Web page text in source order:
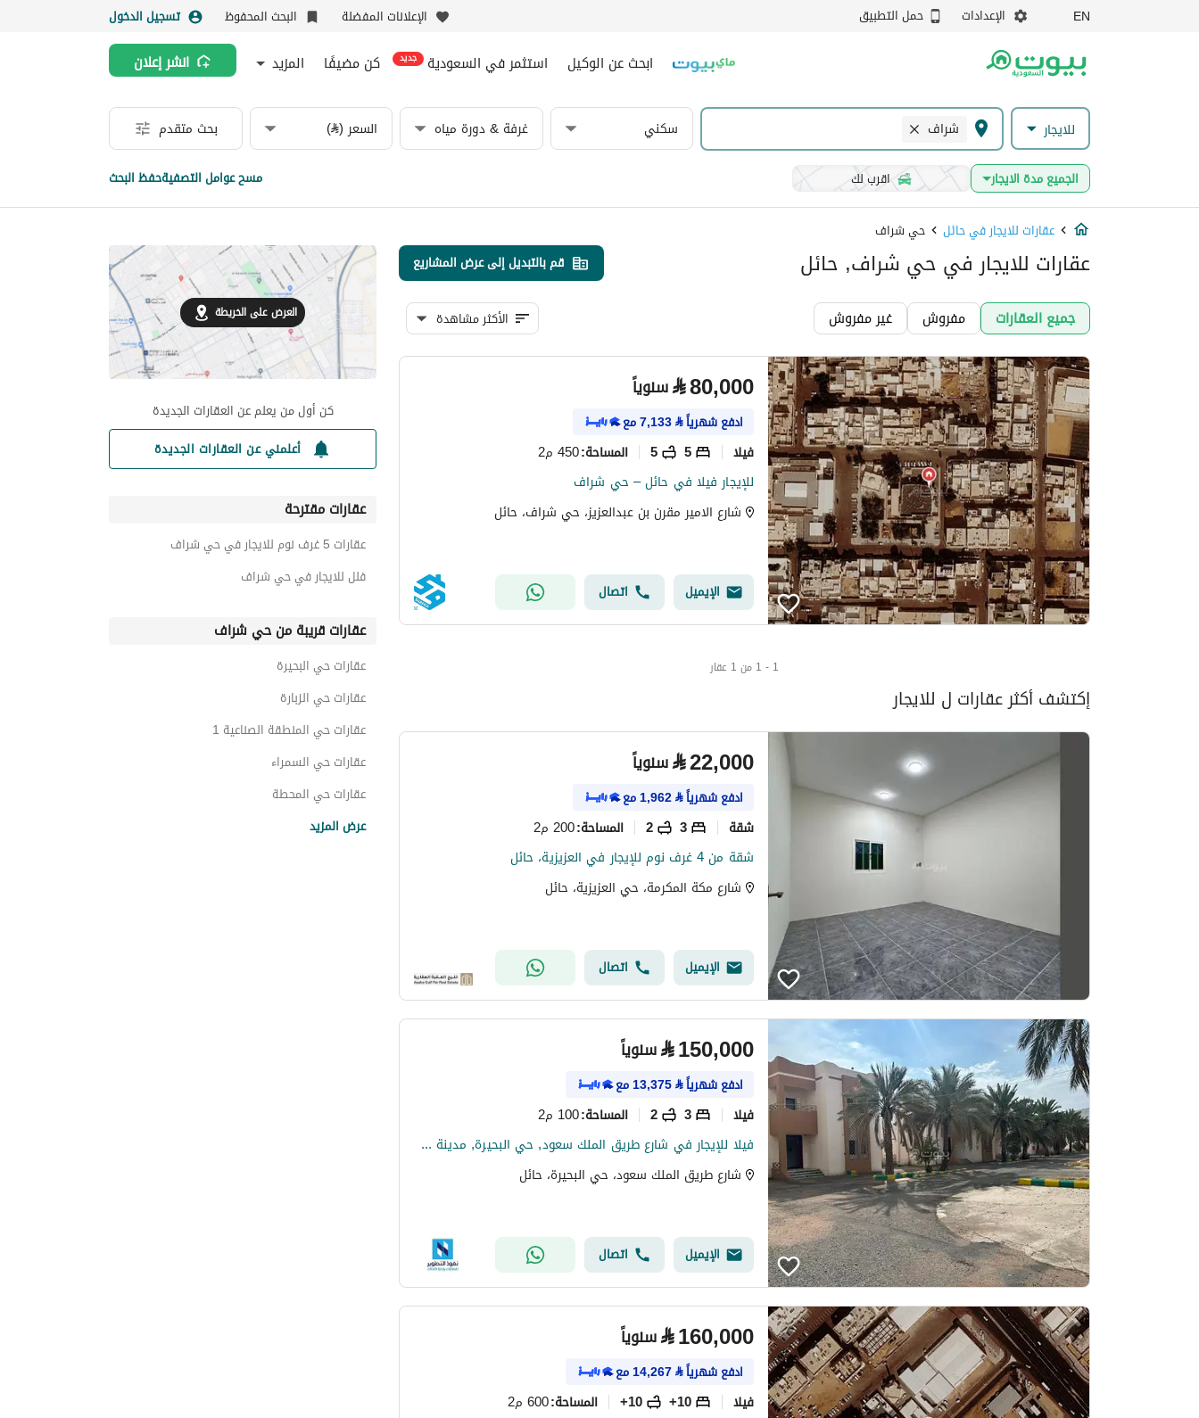
EN الإعدادات حمل التطبيق الإعلانات المفضلة البحث المحفوظ تسجيل الدخول
ابحث عن الوكيل استثمر في السعودية جديد كن مضيفًا المزيد انشر إعلان
للايجار شراف سكني غرفة & دورة مياه السعر (⃁) بحث متقدم
الجميع مدة الايجار اقرب لك مسح عوامل التصفيةحفظ البحث
عقارات للايجار في حائل حي شراف
عقارات للايجار في حي شراف, حائل قم بالتبديل إلى عرض المشاريع
جميع العقارات مفروش غير مفروش الأكثر مشاهدة
⃁80,000 سنوياً
ادفع شهرياً⃁
7,133مع
فیلا 5
5 المساحة:450 م2
للإيجار فيلا في حائل – حي شراف
شارع الامير مقرن بن عبدالعزيز، حي شراف، حائل
الإيميل اتصال
1 - 1 من 1 عقار
إكتشف أكثر عقارات ل للايجار
⃁22,000 سنوياً
ادفع شهرياً⃁
1,962مع
شقة 3
2 المساحة:200 م2
شقة من 4 غرف نوم للإيجار في العزيزية، حائل
شارع مكة المكرمة، حي العزيزية، حائل
الإيميل اتصال
⃁150,000 سنوياً
ادفع شهرياً⃁
13,375مع
فیلا 3
2 المساحة:100 م2
فيلا للإيجار في شارع طريق الملك سعود, حي البحيرة, مدينة حائل, منطقة حائل
شارع طريق الملك سعود، حي البحيرة، حائل
الإيميل اتصال
⃁160,000 سنوياً
ادفع شهرياً⃁
14,267مع
فیلا 10+
10+ المساحة:600 م2
العرض على الخريطة
كن أول من يعلم عن العقارات الجديدة
أعلمني عن العقارات الجديدة
عقارات مقترحة
عقارات 5 غرف نوم للايجار في حي شراف
فلل للايجار في حي شراف
عقارات قريبة من حي شراف
عقارات حي البحيرة
عقارات حي الزبارة
عقارات حي المنطقة الصناعية 1
عقارات حي السمراء
عقارات حي المحطة
عرض المزيد